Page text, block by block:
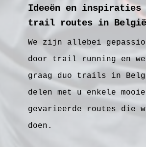
Ideeën en inspiraties
trail routes in België
We zijn allebei
door trail running en we
graag duo trails in
delen met u enkele
gevarieerde routes die
doen.